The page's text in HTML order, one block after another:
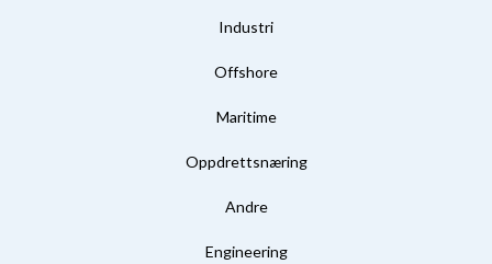
Industri
Offshore
Maritime
Oppdrettsnæring
Andre
Engineering